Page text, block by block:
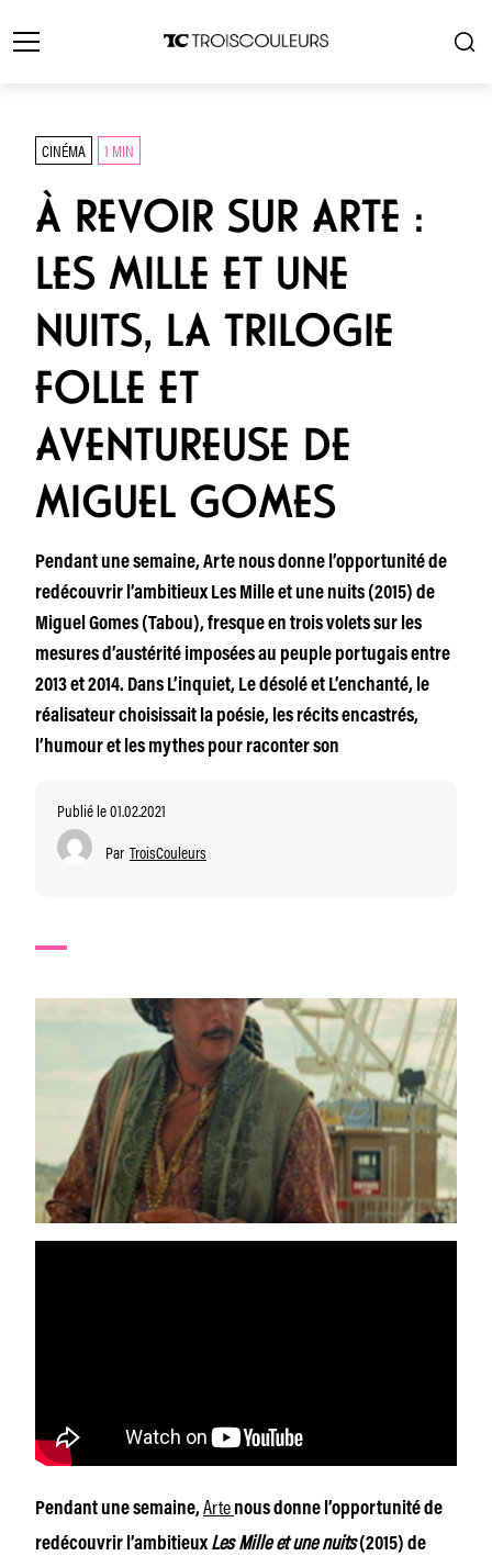
CINÉMA 1 MIN
À REVOIR SUR ARTE :
LES MILLE ET UNE
NUITS, LA TRILOGIE
FOLLE ET
AVENTUREUSE DE
MIGUEL GOMES
Pendant une semaine, Arte nous donne l’opportunité de
redécouvrir l’ambitieux Les Mille et une nuits (2015) de
Miguel Gomes (Tabou), fresque en trois volets sur les
mesures d’austérité imposées au peuple portugais entre
2013 et 2014. Dans L’inquiet, Le désolé et L’enchanté, le
réalisateur choisissait la poésie, les récits encastrés,
l’humour et les mythes pour raconter son
Publié le 01.02.2021
Par TroisCouleurs
Pendant une semaine,Arte nous donne l’opportunité de
redécouvrir l’ambitieux Les Mille et une nuits(2015) de